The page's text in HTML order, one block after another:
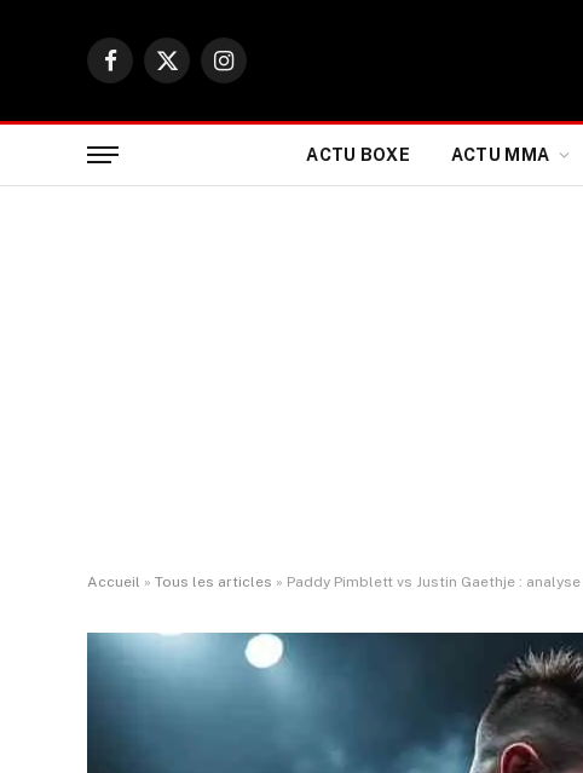
Facebook
X
Instagram
ACTU BOXE ACTU MMA
Accueil » Tous les articles » Paddy Pimblett vs Justin Gaethje :